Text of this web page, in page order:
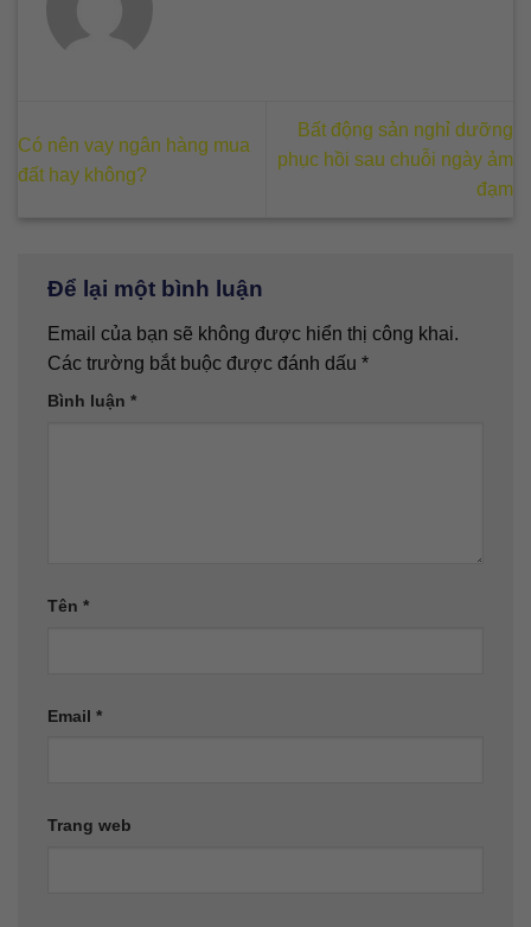
Có nên vay ngân hàng mua
đất hay không?
Bất động sản nghỉ dưỡng
phục hồi sau chuỗi ngày ảm
đạm
Để lại một bình luận
Email của bạn sẽ không được hiển thị công khai.
Các trường bắt buộc được đánh dấu *
Bình luận *
Tên *
Email *
Trang web